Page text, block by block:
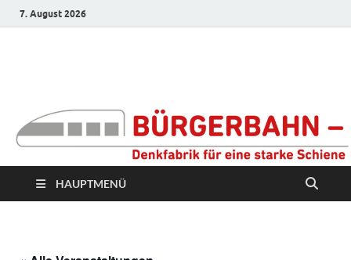
7. August 2026
Denkfabrik für eine
starke Schiene
HAUPTMENÜ